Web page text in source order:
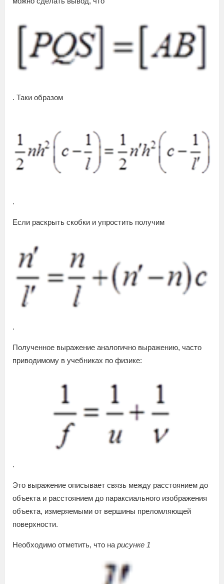
. Таки образом
.
Если раскрыть скобки и упростить получим
.
Полученное выражение аналогично выражению, часто
приводимому в учебниках по физике:
.
Это выражение описывает связь между расстоянием до
объекта и расстоянием до параксиального изображения
объекта, измеряемыми от вершины преломляющей
поверхности.
Необходимо отметить, что на рисунке 1